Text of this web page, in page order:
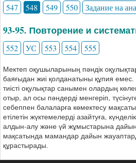
547
548 549 550 Задание на
93-95. Повторение и
552 УС 553 554 555
Мектеп оқушыларының пәндік
баяғыдан жиі қолданатыны құпия
тиісті оқулықтар санымен олардың
отыр, ал осы пәндерді менгеріп,
себеппен балаларға көмектесу
етілетін жүктемелерді азайтуға,
алдын-алу және үй жұмыстарына
мақсатында мамандар дайын
құрастырады.